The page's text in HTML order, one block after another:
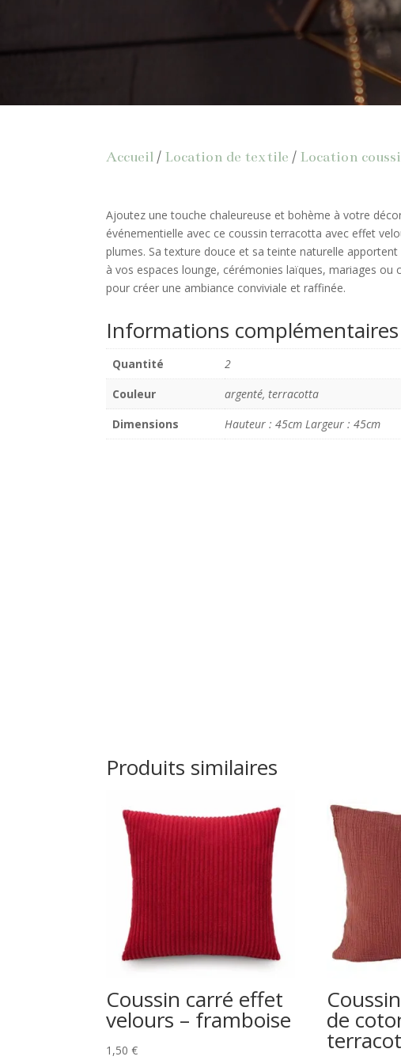
Accueil / Location de textile / Location
Ajoutez une touche chaleureuse et bohème à votre
événementielle avec ce coussin terracotta avec effet
plumes. Sa texture douce et sa teinte naturelle
à vos espaces lounge, cérémonies laïques, mariages ou
pour créer une ambiance conviviale et raffinée.
Informations complémentaires
Quantité
2
Couleur
argenté, terracotta
Dimensions
Hauteur : 45cm Largeur : 45cm
Produits similaires
Coussin carré effet
velours – framboise
1,50€
de